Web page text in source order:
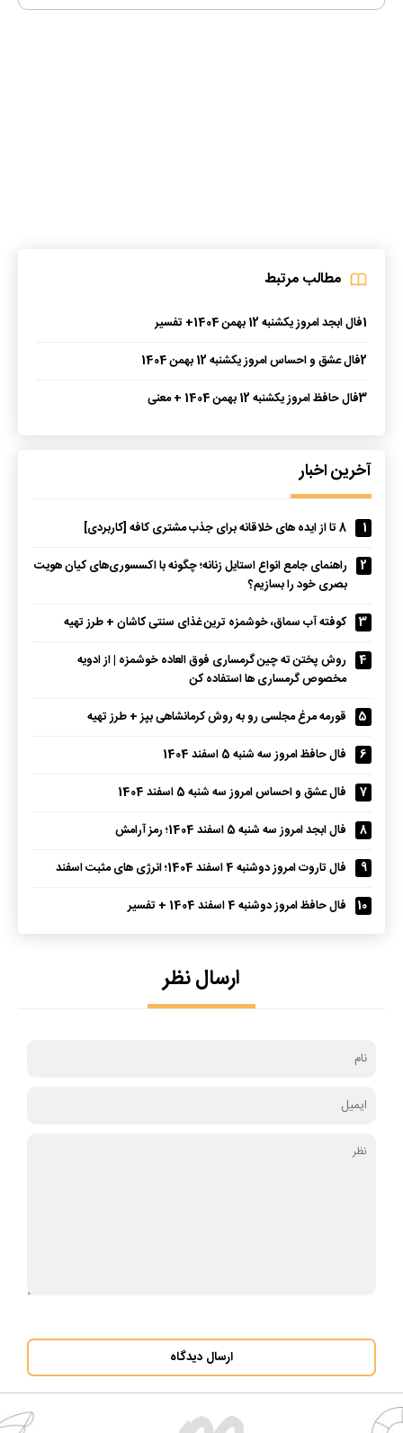
مطالب مرتبط
1فال ابجد امروز یکشنبه 12 بهمن 1404+ تفسیر
2فال عشق و احساس امروز یکشنبه 12 بهمن 1404
3فال حافظ امروز یکشنبه 12 بهمن 1404 + معنی
آخرین اخبار
1
8 تا از ایده های خلاقانه برای جذب مشتری کافه [کاربردی]
2
راهنمای جامع انواع استایل زنانه؛ چگونه با اکسسوری‌های کیان هویت
بصری خود را بسازیم؟
3
کوفته آب سماق، خوشمزه ترین غذای سنتی کاشان + طرز تهیه
4
روش پختن ته چین گرمساری فوق العاده خوشمزه | از ادویه
مخصوص گرمساری ها استفاده کن
5
قورمه مرغ مجلسی رو به روش کرمانشاهی بپز + طرز تهیه
6
فال حافظ امروز سه شنبه 5 اسفند 1404
7
فال عشق و احساس امروز سه شنبه 5 اسفند 1404
8
فال ابجد امروز سه شنبه 5 اسفند 1404؛ رمز آرامش
9
فال تاروت امروز دوشنبه 4 اسفند 1404؛ انرژی های مثبت اسفند
10
فال حافظ امروز دوشنبه 4 اسفند 1404 + تفسیر
ارسال نظر
ارسال دیدگاه